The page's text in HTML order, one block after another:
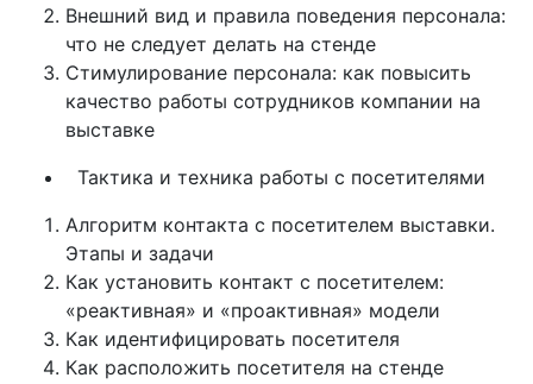
Внешний вид и правила поведения персонала:
что не следует делать на стенде
Стимулирование персонала: как повысить
качество работы сотрудников компании на
выставке
Тактика и техника работы с посетителями
Алгоритм контакта с посетителем выставки.
Этапы и задачи
Как установить контакт с посетителем:
«реактивная» и «проактивная» модели
Как идентифицировать посетителя
Как расположить посетителя на стенде